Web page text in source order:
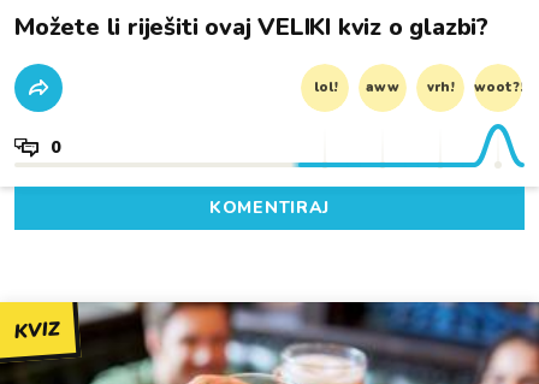
Možete li riješiti ovaj VELIKI kviz o glazbi?
lol! aww vrh! woot?!
0
KOMENTIRAJ
KVIZ